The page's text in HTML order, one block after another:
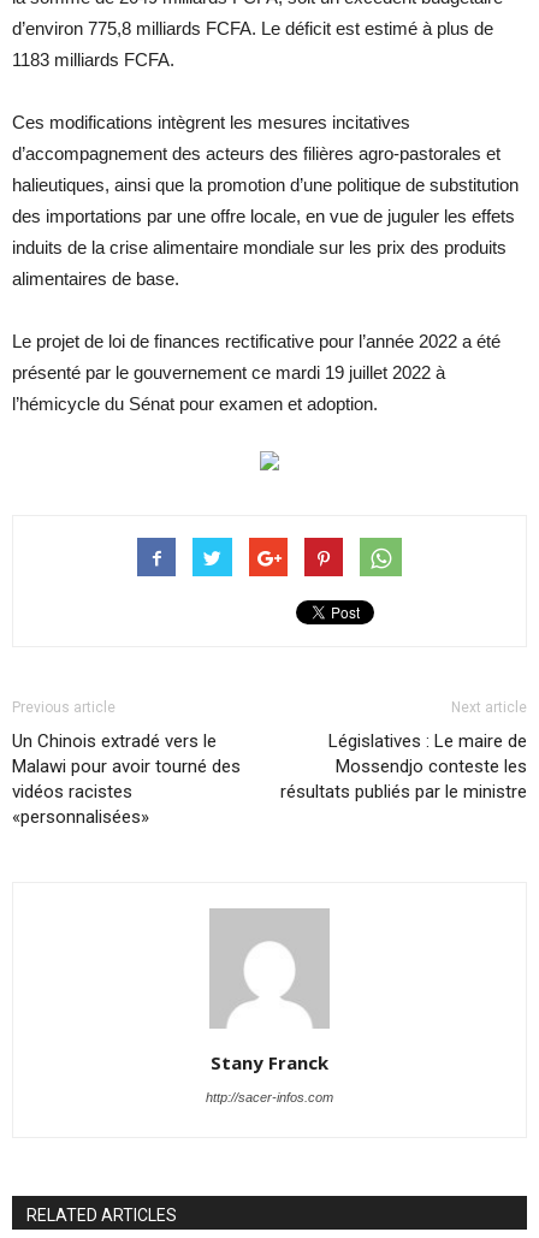
d’environ 775,8 milliards FCFA. Le déficit est estimé à plus de
1183 milliards FCFA.
Ces modifications intègrent les mesures incitatives
d’accompagnement des acteurs des filières agro-pastorales et
halieutiques, ainsi que la promotion d’une politique de substitution
des importations par une offre locale, en vue de juguler les effets
induits de la crise alimentaire mondiale sur les prix des produits
alimentaires de base.
Le projet de loi de finances rectificative pour l’année 2022 a été
présenté par le gouvernement ce mardi 19 juillet 2022 à
l’hémicycle du Sénat pour examen et adoption.
Previous article
Un Chinois extradé vers le
Malawi pour avoir tourné des
vidéos racistes
«personnalisées»
Next article
Législatives : Le maire de
Mossendjo conteste les
résultats publiés par le ministre
Stany Franck
http://sacer-infos.com
RELATED ARTICLES